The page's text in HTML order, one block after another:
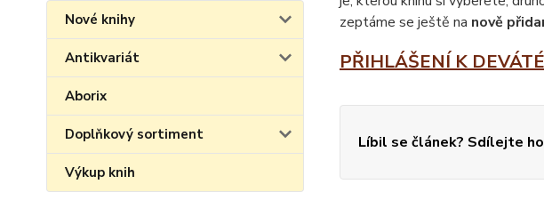
Nové knihy
Antikvariát
Aborix
Doplňkový sortiment
Výkup knih
zeptáme se ještě na nově
PŘIHLÁŠENÍ K
Líbil se článek? Sdílejte